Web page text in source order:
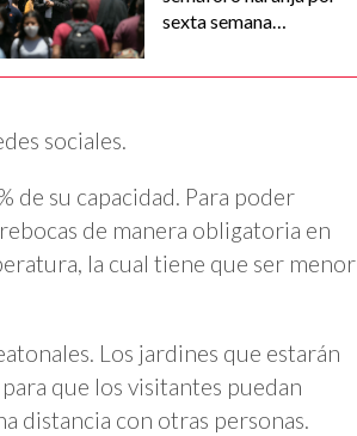
sexta semana
sociales.
de su capacidad. Para poder
de manera obligatoria en
la cual tiene que ser menor
Los jardines que estarán
que los visitantes puedan
distancia con otras personas.